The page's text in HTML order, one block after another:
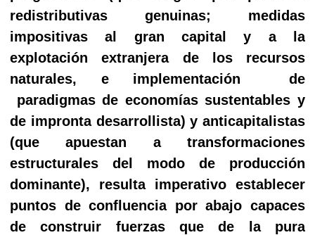
redistributivas genuinas; medidas
impositivas al gran capital y a la
explotación extranjera de los recursos
naturales, e implementación
de
paradigmas de economías sustentables y
de impronta desarrollista) y anticapitalistas
(que apuestan a transformaciones
estructurales del modo de producción
dominante), resulta imperativo establecer
puntos de confluencia por abajo capaces
de construir fuerzas que de la pura